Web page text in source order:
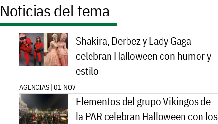
Noticias del tema
Shakira, Derbez y Lady Gaga
celebran Halloween con humor y
estilo
AGENCIAS | 01 NOV
Elementos del grupo Vikingos de
la PAR celebran Halloween con los